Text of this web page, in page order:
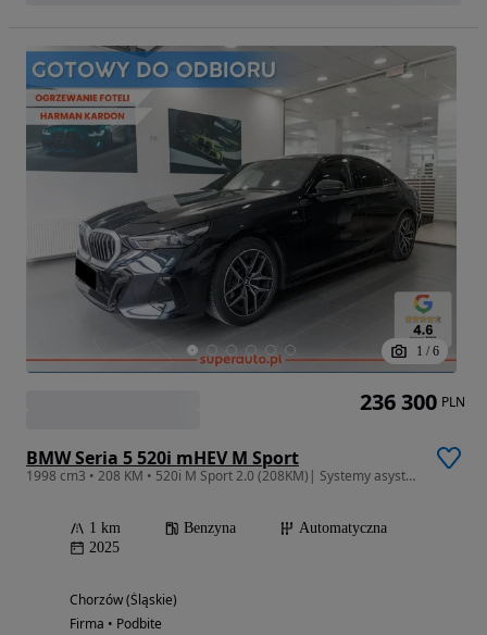
1 / 6
BMW Seria 5 520i mHEV M Sport
1998 cm3 • 208 KM • 520i M Sport 2.0 (208KM)| Systemy asystujące kierowcy
1 km Benzyna
Automatyczna
2025
Chorzów (Śląskie)
Firma • Podbite
236 300 PLN